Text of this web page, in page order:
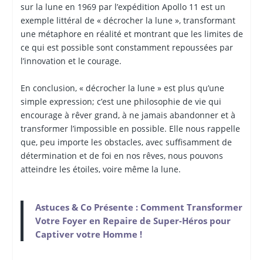
sur la lune en 1969 par l’expédition Apollo 11 est un
exemple littéral de « décrocher la lune », transformant
une métaphore en réalité et montrant que les limites de
ce qui est possible sont constamment repoussées par
l’innovation et le courage.
En conclusion, « décrocher la lune » est plus qu’une
simple expression; c’est une philosophie de vie qui
encourage à rêver grand, à ne jamais abandonner et à
transformer l’impossible en possible. Elle nous rappelle
que, peu importe les obstacles, avec suffisamment de
détermination et de foi en nos rêves, nous pouvons
atteindre les étoiles, voire même la lune.
Astuces & Co Présente : Comment Transformer
Votre Foyer en Repaire de Super-Héros pour
Captiver votre Homme !